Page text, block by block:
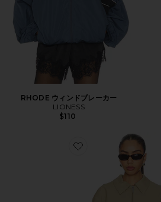
RHODE ウィンドブレーカー
LIONESS
$110
Favorite FRED ジャケット